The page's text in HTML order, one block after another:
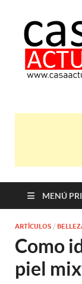
MENÚ
ARTÍCULOS /
Como
piel